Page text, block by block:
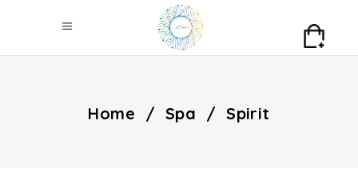
Home / Spa /Spirit